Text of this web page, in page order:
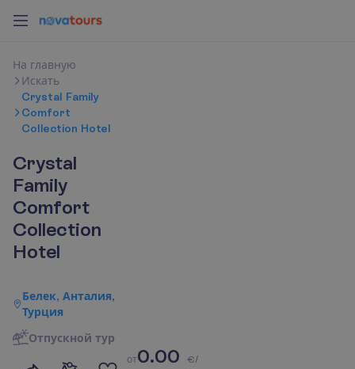
На главную
Искать
Crystal Family
Comfort
Collection Hotel
Crystal
Family
Comfort
Collection
Hotel
Белек, Анталия,
Турция
Отпускной тур
от0.00
€/